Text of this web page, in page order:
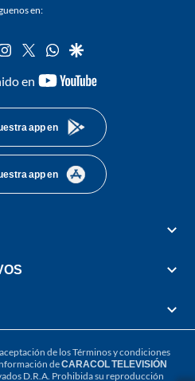
en:
instagram
twitterwhatsapp
google
en
youtube-
app en
app en
de losTérminos y condiciones
deCARACOL TELEVISIÓN
D.R.A. Prohibida su reproducción